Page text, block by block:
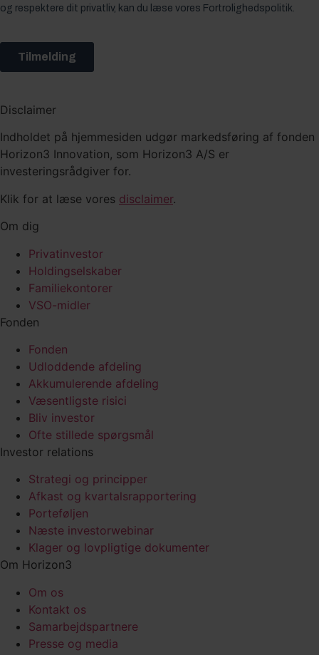
Disclaimer
Indholdet på hjemmesiden udgør markedsføring af fonden
Horizon3 Innovation, som Horizon3 A/S er
investeringsrådgiver for.
Klik for at læse vores disclaimer.
Om dig
Privatinvestor
Holdingselskaber
Familiekontorer
VSO-midler
Fonden
Fonden
Udloddende afdeling
Akkumulerende afdeling
Væsentligste risici
Bliv investor
Ofte stillede spørgsmål
Investor relations
Strategi og principper
Afkast og kvartalsrapportering
Porteføljen
Næste investorwebinar
Klager og lovpligtige dokumenter
Om Horizon3
Om os
Kontakt os
Samarbejds­partnere
Presse og media